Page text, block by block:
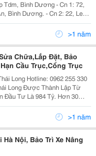
Bình Dương - Cn 1: 72,
- Cn 2: 22, Le
Thường
>1 năm
Chữa,Lắp Đặt, Bảo
Cầu Trục,Cổng Trục
0962 255 330
Long Được Thành Lập Từ
Đầu Tư Là 984 Tỷ. Hơn 30
Với Tổng Tài Sản Hơn 2000
Việc, Lượng Sản Xuất M>1 năm
Hà Nội, Bảo Trì Xe Nâng